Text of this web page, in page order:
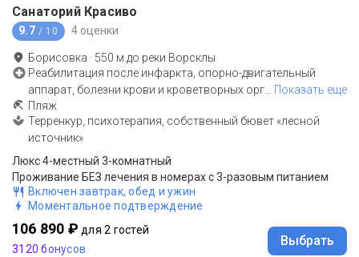
Санаторий Красиво
9.7 / 10 4 оценки
Борисовка · 550 м до реки Ворсклы
Реабилитация после инфаркта, опорно-двигательный
аппарат, болезни крови и кроветворных орг
Показать еще
Пляж
Терренкур, психотерапия, собственный бювет «лесной
источник»
Люкс 4-местный 3-комнатный
Проживание БЕЗ лечения в номерах с 3-разовым питанием
Включен завтрак, обед и ужин
Моментальное подтверждение
106 890 ₽ для 2 гостей
3120 бонусов
Выбрать